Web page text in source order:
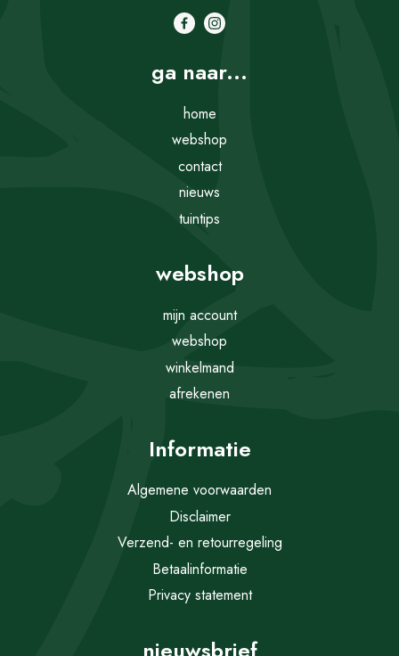
ga naar...
home
webshop
contact
nieuws
tuintips
webshop
mijn account
webshop
winkelmand
afrekenen
Informatie
Algemene voorwaarden
Disclaimer
Verzend- en retourregeling
Betaalinformatie
Privacy statement